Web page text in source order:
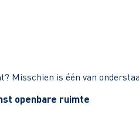
Misschien is één van
openbare ruimte